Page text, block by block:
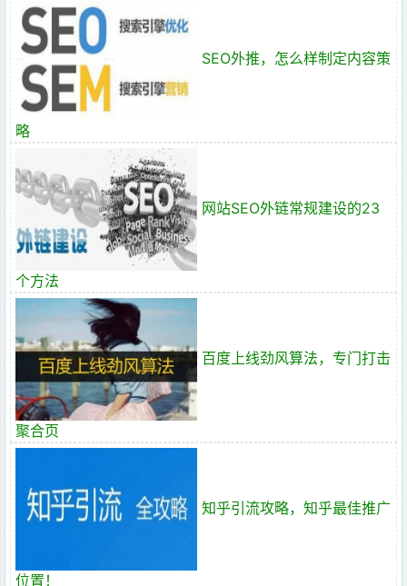
SEO外推，怎么样制定内容策
略
网站SEO外链常规建设的23
个方法
百度上线劲风算法，专门打击
聚合页
知乎引流攻略，知乎最佳推广
位置！